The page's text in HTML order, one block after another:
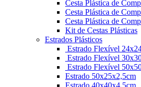
Cesta Plástica de
Cesta Plástica de
Cesta Plástica de
Kit de Cestas Plásticas
Estrados Plásticos
Estrado Flexível
Estrado Flexível
Estrado Flexível
Estrado 50x25x2,5cm
Estrado 40x40x4,5cm